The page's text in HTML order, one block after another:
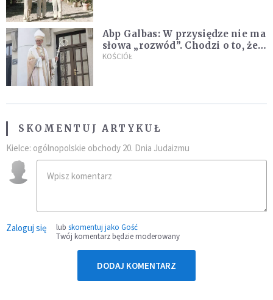
Abp Galbas: W przysiędze nie ma
słowa „rozwód”. Chodzi o to, że
„cię nie opuszczę”
KOŚCIÓŁ
SKOMENTUJ ARTYKUŁ
Kielce: ogólnopolskie obchody 20. Dnia Judaizmu
Zaloguj się lub skomentuj jako Gość
Twój komentarz będzie moderowany
DODAJ KOMENTARZ